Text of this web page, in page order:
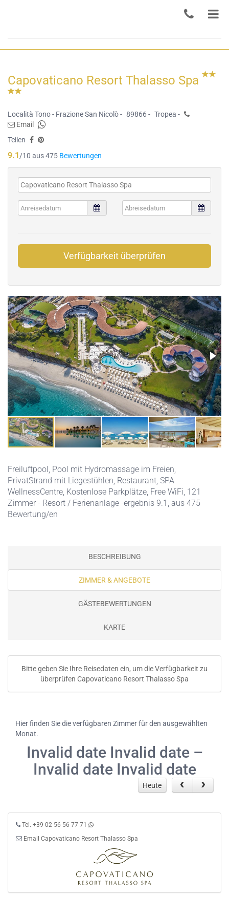
Capovaticano Resort Thalasso Spa
Località Tono - Frazione San Nicolò - 89866 - Tropea -
Email
Teilen
9.1/10 aus 475 Bewertungen
Verfügbarkeit überprüfen
Freiluftpool, Pool mit Hydromassage im Freien,
PrivatStrand mit Liegestühlen, Restaurant, SPA
WellnessCentre, Kostenlose Parkplätze, Free WiFi, 121
Zimmer - Resort / Ferienanlage -ergebnis 9.1, aus 475
Bewertung/en
BESCHREIBUNG
ZIMMER & ANGEBOTE
GÄSTEBEWERTUNGEN
KARTE
Bitte geben Sie Ihre Reisedaten ein, um die Verfügbarkeit zu
überprüfen Capovaticano Resort Thalasso Spa
Hier finden Sie die verfügbaren Zimmer für den ausgewählten
Monat.
Invalid date Invalid date –
Invalid date Invalid date
Heute
Tel. +39 02 56 56 77 71
Email Capovaticano Resort Thalasso Spa